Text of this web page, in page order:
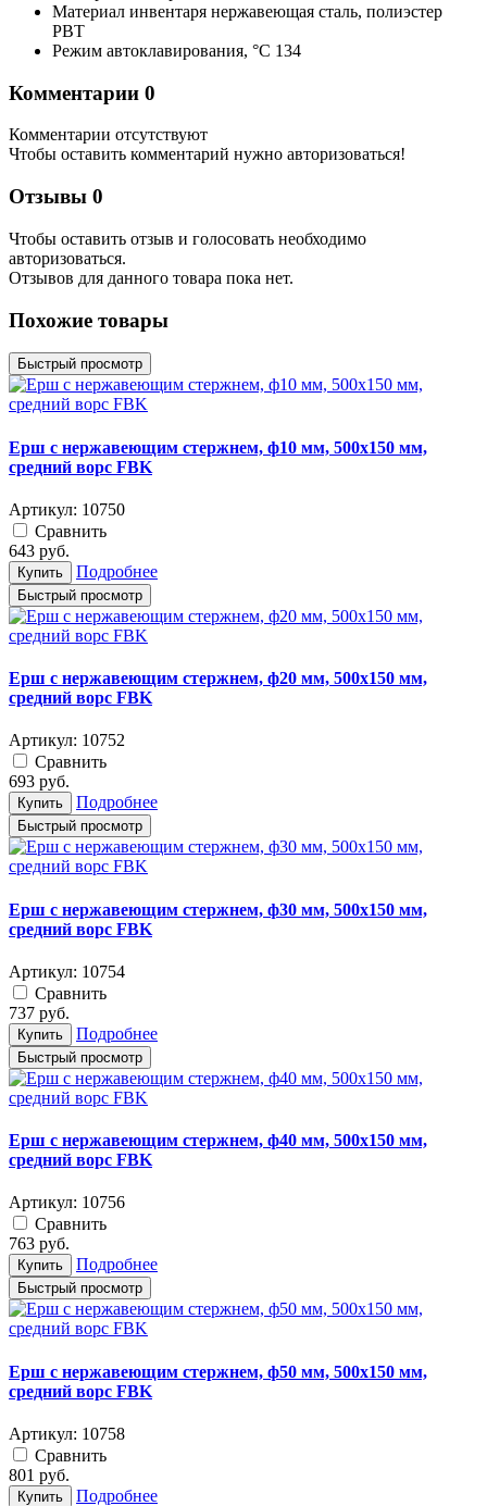
Материал инвентаря нержавеющая сталь, полиэстер
PBT
Режим автоклавирования, °С 134
Комментарии 0
Комментарии отсутствуют
Чтобы оставить комментарий нужно авторизоваться!
Отзывы 0
Чтобы оcтавить отзыв и голосовать необходимо
авторизоваться.
Отзывов для данного товара пока нет.
Похожие товары
Быстрый просмотр
Ерш с нержавеющим стержнем, ф10 мм, 500x150 мм,
средний ворс FBK
Артикул: 10750
Cравнить
643 руб.
Купить Подробнее
Быстрый просмотр
Ерш с нержавеющим стержнем, ф20 мм, 500x150 мм,
средний ворс FBK
Артикул: 10752
Cравнить
693 руб.
Купить Подробнее
Быстрый просмотр
Ерш с нержавеющим стержнем, ф30 мм, 500x150 мм,
средний ворс FBK
Артикул: 10754
Cравнить
737 руб.
Купить Подробнее
Быстрый просмотр
Ерш с нержавеющим стержнем, ф40 мм, 500x150 мм,
средний ворс FBK
Артикул: 10756
Cравнить
763 руб.
Купить Подробнее
Быстрый просмотр
Ерш с нержавеющим стержнем, ф50 мм, 500x150 мм,
средний ворс FBK
Артикул: 10758
Cравнить
801 руб.
Купить Подробнее